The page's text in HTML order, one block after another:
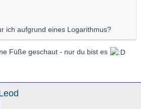
ich aufgrund eines Logarithmus?
Füße geschaut - nur du bist es